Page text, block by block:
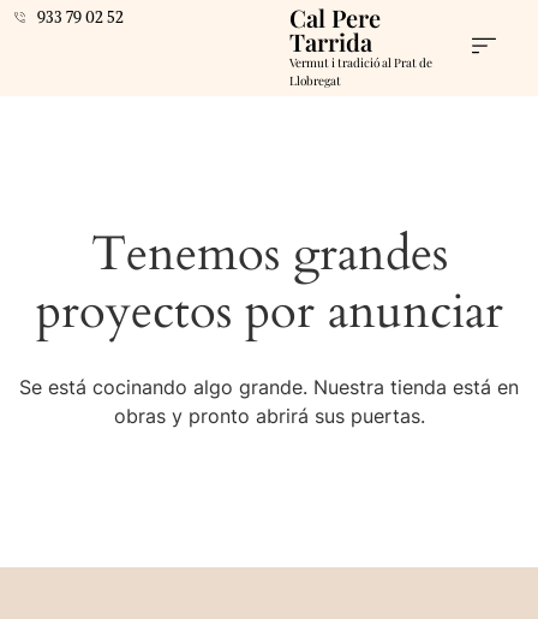
933 79 02 52 Cal Pere
Tarrida
Vermut i tradició al Prat de
Llobregat
Tenemos grandes
proyectos por anunciar
Se está cocinando algo grande. Nuestra tienda está en
obras y pronto abrirá sus puertas.